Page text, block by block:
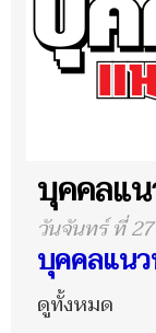
บุคคลแ
วันจันทร์ ที่
บุคคลแนว
ดูทั้งหมด